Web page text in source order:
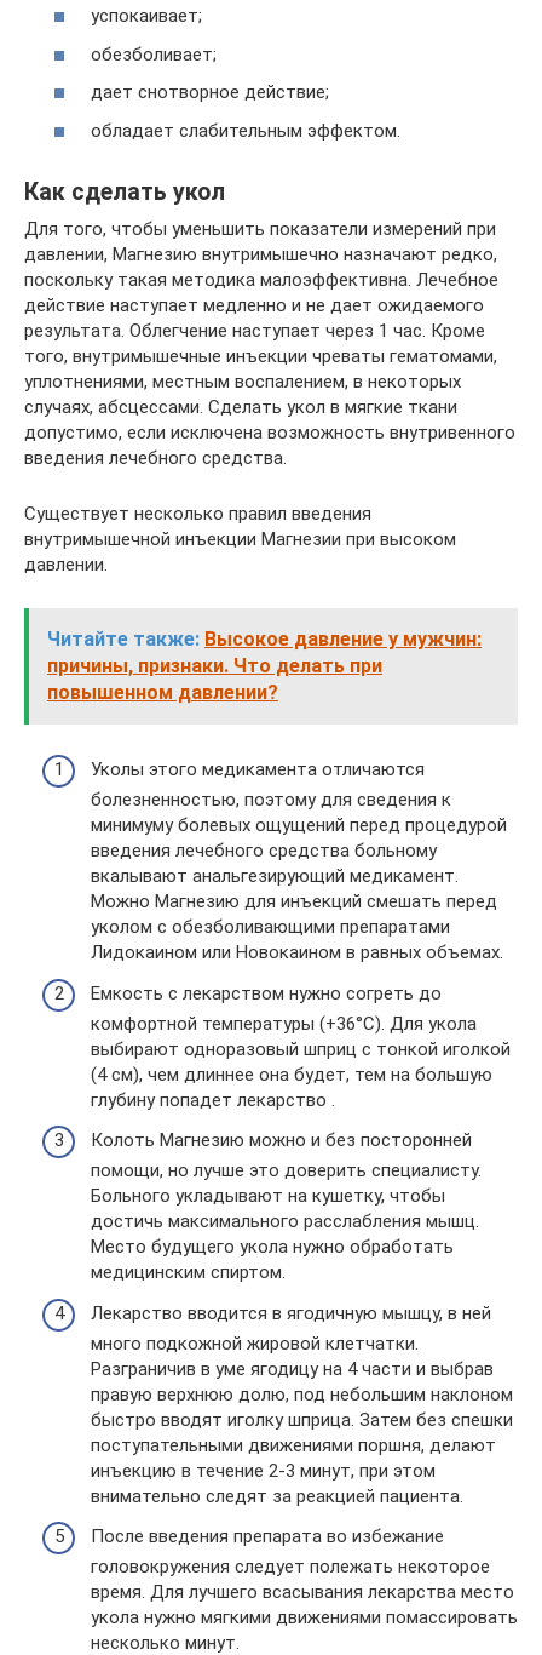
успокаивает;
обезболивает;
дает снотворное действие;
обладает слабительным эффектом.
Как сделать укол
Для того, чтобы уменьшить показатели измерений при
давлении, Магнезию внутримышечно назначают редко,
поскольку такая методика малоэффективна. Лечебное
действие наступает медленно и не дает ожидаемого
результата. Облегчение наступает через 1 час. Кроме
того, внутримышечные инъекции чреваты гематомами,
уплотнениями, местным воспалением, в некоторых
случаях, абсцессами. Сделать укол в мягкие ткани
допустимо, если исключена возможность внутривенного
введения лечебного средства.
Существует несколько правил введения
внутримышечной инъекции Магнезии при высоком
давлении.
Читайте также: Высокое давление у мужчин:
причины, признаки. Что делать при
повышенном давлении?
Уколы этого медикамента отличаются
болезненностью, поэтому для сведения к
минимуму болевых ощущений перед процедурой
введения лечебного средства больному
вкалывают анальгезирующий медикамент.
Можно Магнезию для инъекций смешать перед
уколом с обезболивающими препаратами
Лидокаином или Новокаином в равных объемах.
Емкость с лекарством нужно согреть до
комфортной температуры (+36°С). Для укола
выбирают одноразовый шприц с тонкой иголкой
(4 см), чем длиннее она будет, тем на большую
глубину попадет лекарство .
Колоть Магнезию можно и без посторонней
помощи, но лучше это доверить специалисту.
Больного укладывают на кушетку, чтобы
достичь максимального расслабления мышц.
Место будущего укола нужно обработать
медицинским спиртом.
Лекарство вводится в ягодичную мышцу, в ней
много подкожной жировой клетчатки.
Разграничив в уме ягодицу на 4 части и выбрав
правую верхнюю долю, под небольшим наклоном
быстро вводят иголку шприца. Затем без спешки
поступательными движениями поршня, делают
инъекцию в течение 2-3 минут, при этом
внимательно следят за реакцией пациента.
После введения препарата во избежание
головокружения следует полежать некоторое
время. Для лучшего всасывания лекарства место
укола нужно мягкими движениями помассировать
несколько минут.